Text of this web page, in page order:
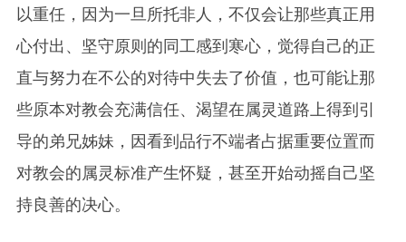
以重任，因为一旦所托非人，不仅会让那些真正用
心付出、坚守原则的同工感到寒心，觉得自己的正
直与努力在不公的对待中失去了价值，也可能让那
些原本对教会充满信任、渴望在属灵道路上得到引
导的弟兄姊妹，因看到品行不端者占据重要位置而
对教会的属灵标准产生怀疑，甚至开始动摇自己坚
持良善的决心。